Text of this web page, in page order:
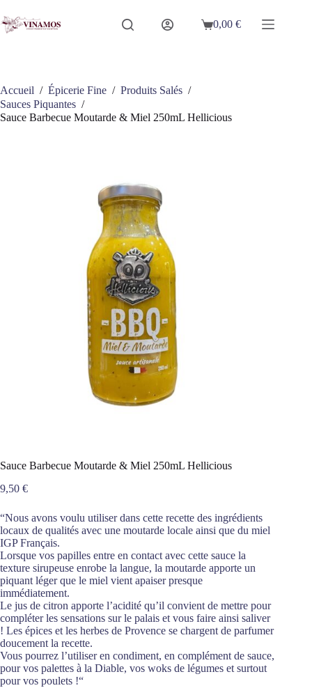
au
contenu
Panier
0,00€
Accueil / Épicerie Fine / Produits Salés /
Sauces Piquantes /
Sauce Barbecue Moutarde & Miel 250mL Hellicious
Sauce Barbecue Moutarde & Miel 250mL Hellicious
9,50 €
“Nous avons voulu utiliser dans cette recette des ingrédients
locaux de qualités avec une moutarde locale ainsi que du miel
IGP Français.
Lorsque vos papilles entre en contact avec cette sauce la
texture sirupeuse enrobe la langue, la moutarde apporte un
piquant léger que le miel vient apaiser presque
immédiatement.
Le jus de citron apporte l’acidité qu’il convient de mettre pour
compléter les sensations sur le palais et vous faire ainsi saliver
! Les épices et les herbes de Provence se chargent de parfumer
doucement la recette.
Vous pourrez l’utiliser en condiment, en complément de sauce,
pour vos palettes à la Diable, vos woks de légumes et surtout
pour vos poulets !“